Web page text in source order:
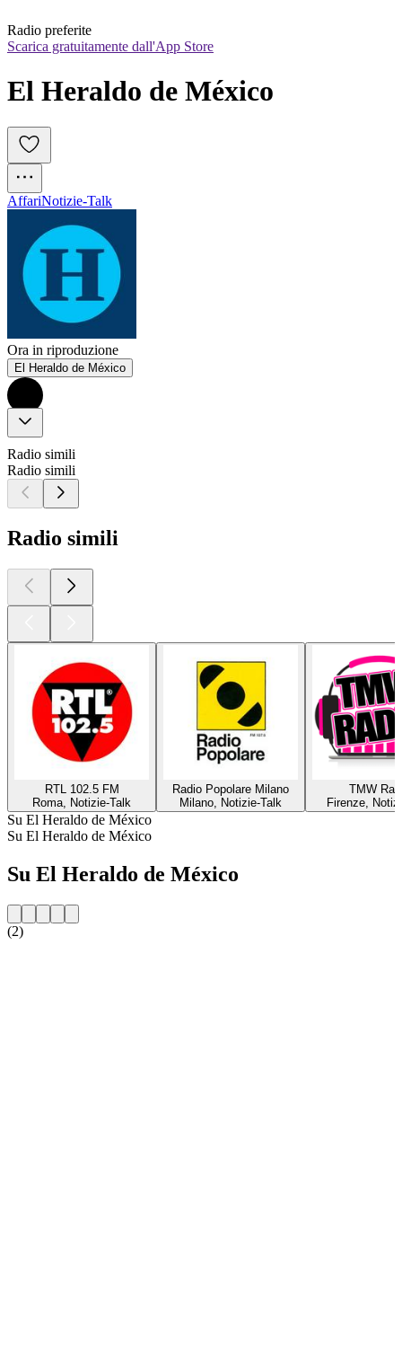
Radio preferite
Scarica gratuitamente dall'App Store
El Heraldo de México
AffariNotizie-Talk
Ora in riproduzione
El Heraldo de México
Radio simili
Radio simili
Radio simili
RTL 102.5 FM
Roma, Notizie-Talk
Radio Popolare Milano
Milano, Notizie-Talk
TMW
Firenze,
Su El Heraldo de México
Su El Heraldo de México
Su El Heraldo de México
(2)